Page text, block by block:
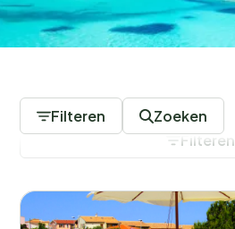
Filteren Zoeken
Filteren